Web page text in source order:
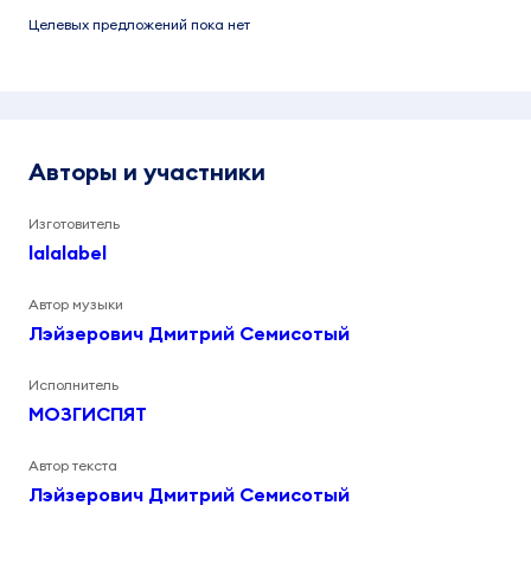
Целевых предложений пока нет
Авторы и участники
Изготовитель
lalalabel
Автор музыки
Лэйзерович Дмитрий Семисотый
Исполнитель
МОЗГИСПЯТ
Автор текста
Лэйзерович Дмитрий Семисотый